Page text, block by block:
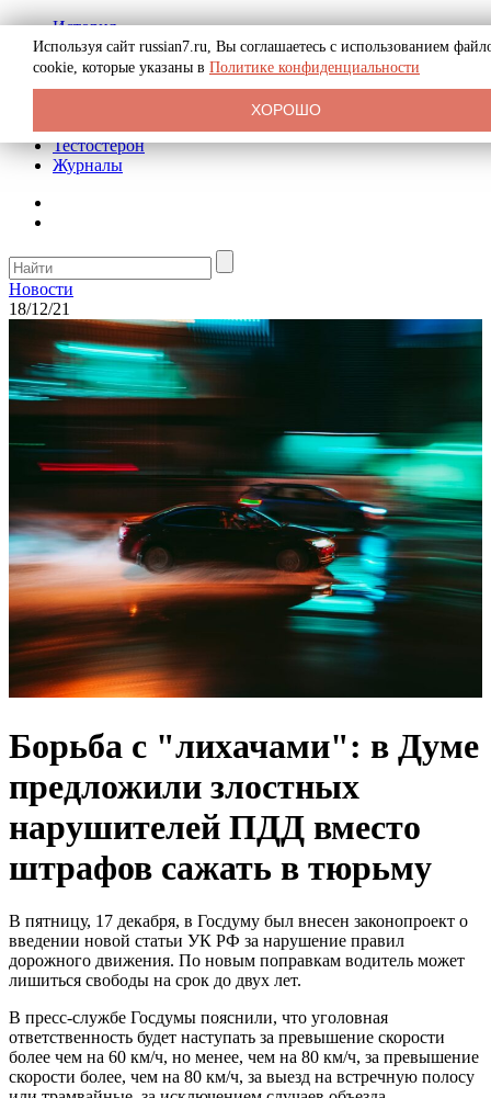
История
Биография
Криминал
Реклама на сайте
Тестостерон
Журналы
Новости
18/12/21
Борьба с "лихачами": в Думе
предложили злостных
нарушителей ПДД вместо
штрафов сажать в тюрьму
В пятницу, 17 декабря, в Госдуму был внесен законопроект о
введении новой статьи УК РФ за нарушение правил
дорожного движения. По новым поправкам водитель может
лишиться свободы на срок до двух лет.
В пресс-службе Госдумы пояснили, что уголовная
ответственность будет наступать за превышение скорости
более чем на 60 км/ч, но менее, чем на 80 км/ч, за превышение
скорости более, чем на 80 км/ч, за выезд на встречную полосу
Используя сайт russian7.ru, Вы соглашаетесь с использованием
cookie, которые указаны в Политике конфиденциальности
ХОРОШО